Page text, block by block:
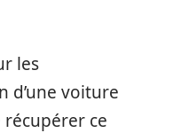
les
d’une voiture
ce